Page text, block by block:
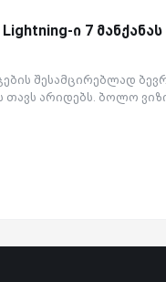
ი 7 მანქანას
შესამცირებლად
თავს არიდებს. ბოლო